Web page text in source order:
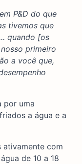
P&D do que
tivemos que
quando [os
primeiro
a você que,
por uma
a água e a
ativamente com
de 10 a 18